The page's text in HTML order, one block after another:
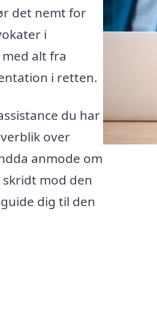
det nemt for
i
alt fra
i retten.
du har
over
anmode om
mod den
dig til den